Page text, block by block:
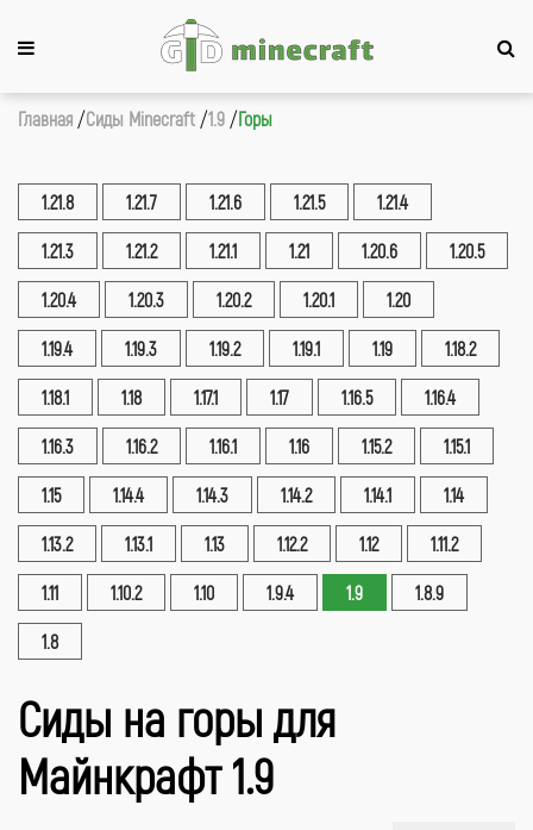
Главная Сиды Minecraft 1.9 Горы
1.21.8 1.21.7 1.21.6 1.21.5 1.21.4
1.21.3 1.21.2 1.21.1 1.21 1.20.6 1.20.5
1.20.4 1.20.3 1.20.2 1.20.1 1.20
1.19.4 1.19.3 1.19.2 1.19.1 1.19 1.18.2
1.18.1 1.18 1.17.1 1.17 1.16.5 1.16.4
1.16.3 1.16.2 1.16.1 1.16 1.15.2 1.15.1
1.15 1.14.4 1.14.3 1.14.2 1.14.1 1.14
1.13.2 1.13.1 1.13 1.12.2 1.12 1.11.2
1.11 1.10.2 1.10 1.9.4 1.9 1.8.9
1.8
Сиды на горы для
Майнкрафт 1.9